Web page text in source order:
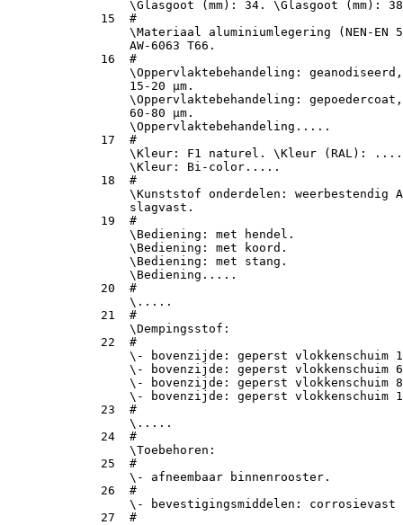
\Glasgoot (mm): 34. \Glasgoot (mm):
             15  #
\Materiaal aluminiumlegering (NEN-EN
                 AW-6063 T66.
             16  #
\Oppervlaktebehandeling:
                 15-20 µm.
\Oppervlaktebehandeling:
                 60-80 µm.
                 \Oppervlaktebehandeling.....
             17  #
\Kleur: F1 naturel. \Kleur (RAL):
                 \Kleur: Bi-color.....
             18  #
\Kunststof onderdelen: weerbestendig
                 slagvast.
             19  #
                 \Bediening: met hendel.
                 \Bediening: met koord.
                 \Bediening: met stang.
                 \Bediening.....
             20  #
                 \.....
             21  #
                 \Dempingsstof:
             22  #
\- bovenzijde: geperst vlokkenschuim
\- bovenzijde: geperst vlokkenschuim
\- bovenzijde: geperst vlokkenschuim
\- bovenzijde: geperst vlokkenschuim
             23  #
                 \.....
             24  #
                 \Toebehoren:
             25  #
                 \- afneembaar binnenrooster.
             26  #
\- bevestigingsmiddelen: corrosievast
             27  #